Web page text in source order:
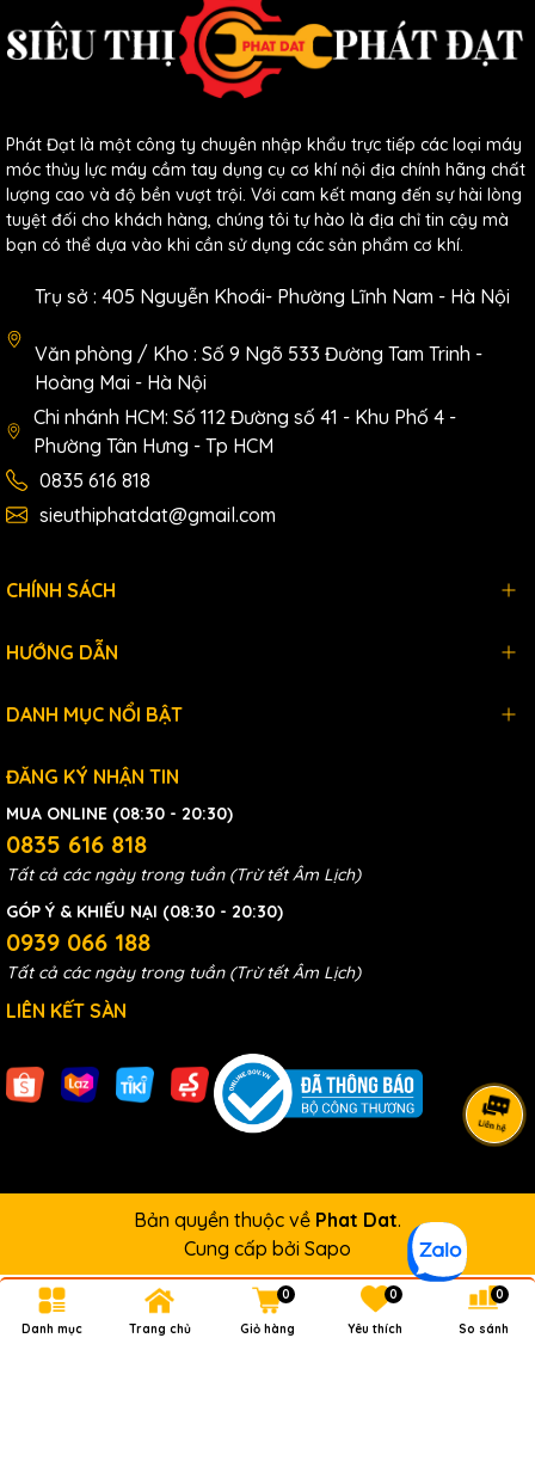
Phát Đạt là một công ty chuyên nhập khẩu trực tiếp các loại máy
móc thủy lực máy cầm tay dụng cụ cơ khí nội địa chính hãng chất
lượng cao và độ bền vượt trội. Với cam kết mang đến sự hài lòng
tuyệt đối cho khách hàng, chúng tôi tự hào là địa chỉ tin cậy mà
bạn có thể dựa vào khi cần sử dụng các sản phẩm cơ khí.
Trụ sở : 405 Nguyễn Khoái- Phường Lĩnh Nam - Hà Nội
Văn phòng / Kho : Số 9 Ngõ 533 Đường Tam Trinh -
Hoàng Mai - Hà Nội
Chi nhánh HCM: Số 112 Đường số 41 - Khu Phố 4 -
Phường Tân Hưng - Tp HCM
0835 616 818
sieuthiphatdat@gmail.com
CHÍNH SÁCH
HƯỚNG DẪN
DANH MỤC NỔI BẬT
ĐĂNG KÝ NHẬN TIN
MUA ONLINE (08:30 - 20:30)
0835 616 818
Tất cả các ngày trong tuần (Trừ tết Âm Lịch)
GÓP Ý & KHIẾU NẠI (08:30 - 20:30)
0939 066 188
Tất cả các ngày trong tuần (Trừ tết Âm Lịch)
LIÊN KẾT SÀN
Bản quyền thuộc về Phat Dat.
Cung cấp bởi Sapo
Danh mục Trang chủ Giỏ hàng
0
Yêu thích
0
So sánh
0